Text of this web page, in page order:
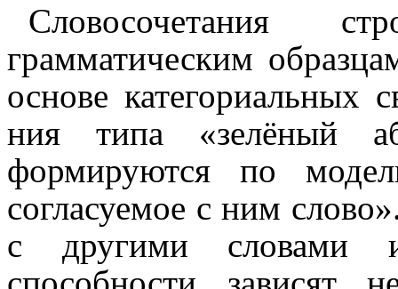
Словосочетания
грамматическим
основе категориальных
ния типа «зелёный
формируются по
согласуемое с ним
с другими словами